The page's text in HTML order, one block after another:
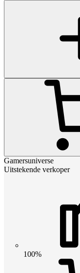
Gamersuniverse
Uitstekende verkoper
100%